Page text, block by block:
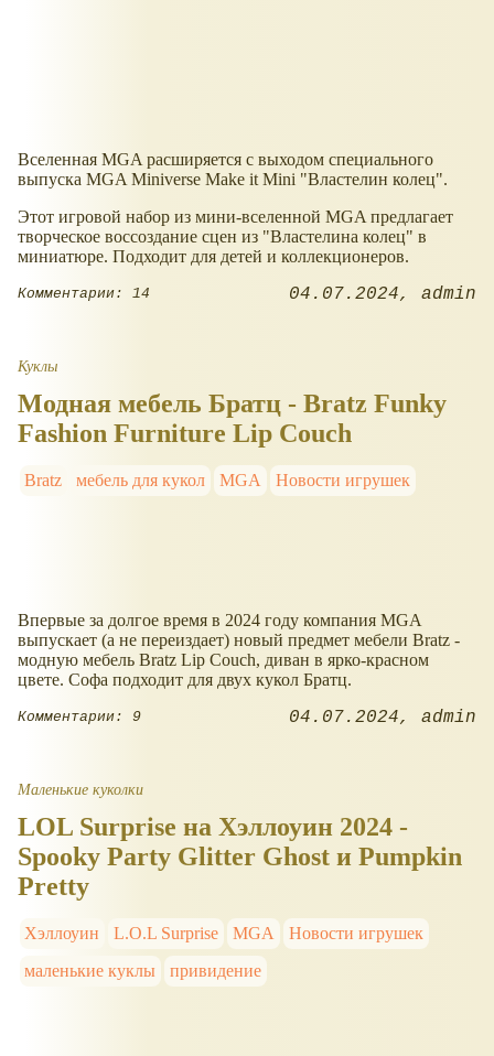
Вселенная MGA расширяется с выходом специального
выпуска MGA Miniverse Make it Mini "Властелин колец".
Этот игровой набор из мини-вселенной MGA предлагает
творческое воссоздание сцен из "Властелина колец" в
миниатюре. Подходит для детей и коллекционеров.
Комментарии: 14 04.07.2024 admin
Куклы
Модная мебель Братц - Bratz Funky
Fashion Furniture Lip Couch
Bratz мебель для кукол MGA Новости игрушек
Впервые за долгое время в 2024 году компания MGA
выпускает (а не переиздает) новый предмет мебели Bratz -
модную мебель Bratz Lip Couch, диван в ярко-красном
цвете. Софа подходит для двух кукол Братц.
Комментарии: 9 04.07.2024 admin
Маленькие куколки
LOL Surprise на Хэллоуин 2024 -
Spooky Party Glitter Ghost и Pumpkin
Pretty
Хэллоуин L.O.L Surprise MGA
Новости игрушек
маленькие куклы
привидение